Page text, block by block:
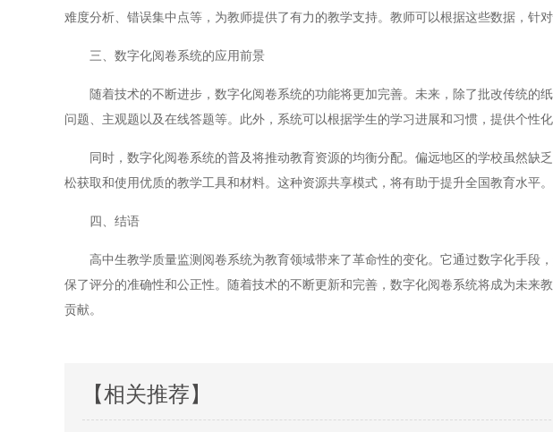
难度分析、错误集中点等，为教师提供了有力的教学支持。教师可以根据这些数据，针
三、数字化阅卷系统的应用前景
随着技术的不断进步，数字化阅卷系统的功能将更加完善。未来，除了批改传统的
问题、主观题以及在线答题等。此外，系统可以根据学生的学习进展和习惯，提供个性化
同时，数字化阅卷系统的普及将推动教育资源的均衡分配。偏远地区的学校虽然缺
松获取和使用优质的教学工具和材料。这种资源共享模式，将有助于提升全国教育水平。
四、结语
高中生教学质量监测阅卷系统为教育领域带来了革命性的变化。它通过数字化手段
保了评分的准确性和公正性。随着技术的不断更新和完善，数字化阅卷系统将成为未来
贡献。
【相关推荐】